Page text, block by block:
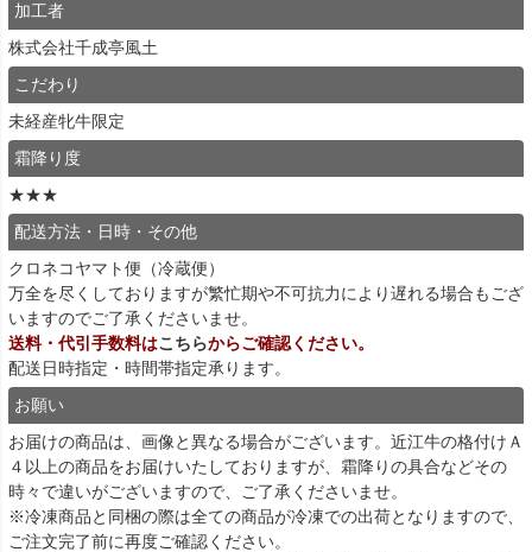
加工者
株式会社千成亭風土
こだわり
未経産牝牛限定
霜降り度
★★★
配送方法・日時・その他
クロネコヤマト便（冷蔵便）
万全を尽くしておりますが繁忙期や不可抗力により遅れる場合もござ
いますのでご了承くださいませ。
送料・代引手数料はこちらからご確認ください。
配送日時指定・時間帯指定承ります。
お願い
お届けの商品は、画像と異なる場合がございます。近江牛の格付けＡ
４以上の商品をお届けいたしておりますが、霜降りの具合などその
時々で違いがございますので、ご了承くださいませ。
※冷凍商品と同梱の際は全ての商品が冷凍での出荷となりますので、
ご注文完了前に再度ご確認ください。